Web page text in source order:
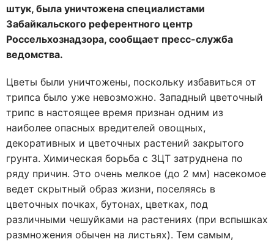
штук, была уничтожена специалистами
Забайкальского референтного центр
Россельхознадзора, сообщает пресс-служба
ведомства.
Цветы были уничтожены, поскольку избавиться от
трипса было уже невозможно. Западный цветочный
трипс в настоящее время признан одним из
наиболее опасных вредителей овощных,
декоративных и цветочных растений закрытого
грунта. Химическая борьба с ЗЦТ затруднена по
ряду причин. Это очень мелкое (до 2 мм) насекомое
ведет скрытный образ жизни, поселяясь в
цветочных почках, бутонах, цветках, под
различными чешуйками на растениях (при вспышках
размножения обычен на листьях). Тем самым,